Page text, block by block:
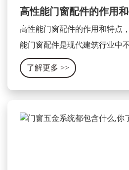
高性能门窗配件的作用
高性能门窗配件的作用和特点
能门窗配件是现代建筑行业中
分，它可以显著提升门窗的使
用和特点可以被总结为以下几
了解更多 >>